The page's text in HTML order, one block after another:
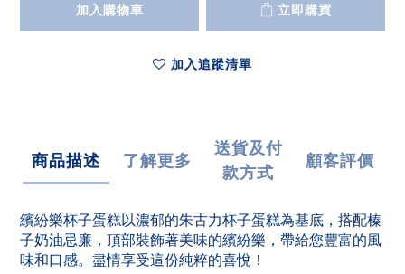
加入購物車 立即購買
加入追蹤清單
商品描述 了解更多
送貨及付
款方式
顧客評價
繽紛樂杯子蛋糕以濃郁的朱古力杯子蛋糕為基底，搭配榛
子奶油忌廉，頂部裝飾著美味的繽紛樂 ，帶給您豐富的風
味和口感。盡情享受這份純粹的喜悅！